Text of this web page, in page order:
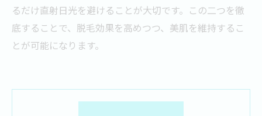
るだけ直射日光を避けることが大切です。この二つを徹
底することで、脱毛効果を高めつつ、美肌を維持するこ
とが可能になります。